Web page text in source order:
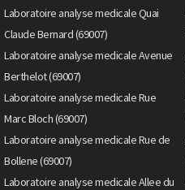
Laboratoire analyse medicale Quai
Claude Bernard (69007)
Laboratoire analyse medicale Avenue
Berthelot (69007)
Laboratoire analyse medicale Rue
Marc Bloch (69007)
Laboratoire analyse medicale Rue de
Bollene (69007)
Laboratoire analyse medicale Allee du